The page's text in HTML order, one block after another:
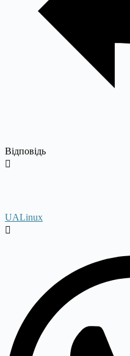
Відповідь
UALinux